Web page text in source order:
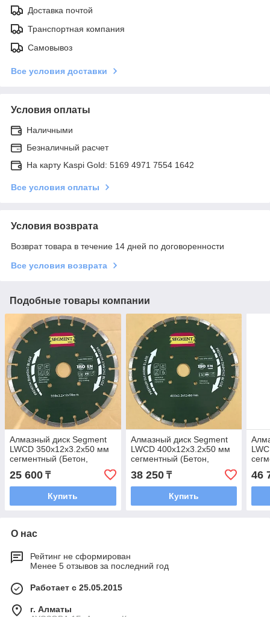
Доставка почтой
Транспортная компания
Самовывоз
Все условия доставки
Условия оплаты
Наличными
Безналичный расчет
На карту Kaspi Gold: 5169 4971 7554 1642
Все условия оплаты
Условия возврата
Возврат товара в течение 14 дней по договоренности
Все условия возврата
Подобные товары компании
Алмазный диск Segment
LWCD 350х12х3.2х50 мм
сегментный (Бетон,
Брусчатка, Камень)
25 600 ₸
Купить
Алмазный диск Segment
LWCD 400х12х3.2х50 мм
сегментный (Бетон,
Брусчатка, Камень)
38 250₸
Купить
46
О нас
Рейтинг не сформирован
Менее 5 отзывов за последний год
Работает с 25.05.2015
г. Алматы